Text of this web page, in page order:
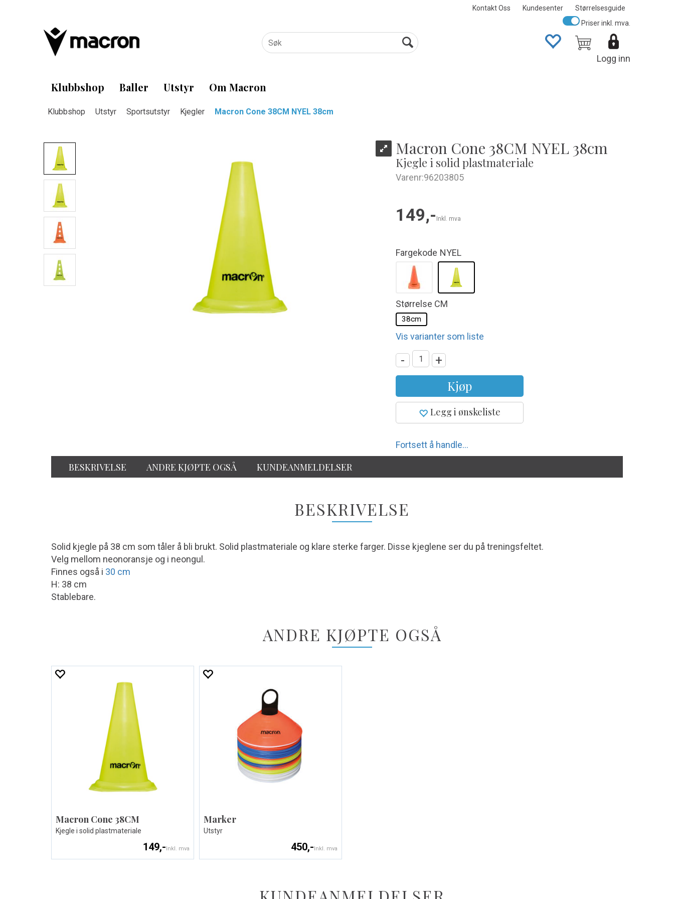
Kontakt Oss Kundesenter Størrelsesguide
Logg inn
Priser inkl. mva.
Klubbshop Baller Utstyr Om Macron
Klubbshop Utstyr Sportsutstyr Kjegler Macron Cone 38CM NYEL 38cm
Macron Cone 38CM NYEL 38cm
Kjegle i solid plastmateriale
Varenr:96203805
149,- Inkl. mva
Fargekode NYEL
Størrelse CM
38cm
Vis varianter som liste
- +
Kjøp
Legg i ønskeliste
Fortsett å handle...
BESKRIVELSE ANDRE KJØPTE OGSÅ KUNDEANMELDELSER
BESKRIVELSE
Solid kjegle på 38 cm som tåler å bli brukt. Solid plastmateriale og klare sterke farger. Disse kjeglene ser du på treningsfeltet.
Velg mellom neonoransje og i neongul.
Finnes også i 30 cm
H: 38 cm
Stablebare.
ANDRE KJØPTE OGSÅ
Macron Cone 38CM
Kjegle i solid plastmateriale
149,-Inkl. mva
Marker
Utstyr
450,-Inkl. mva